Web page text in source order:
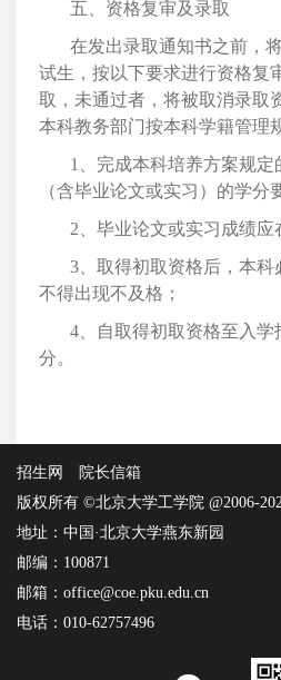
五、资格复审及录取
在发出录取通知书之前，
试生，按以下要求进行资格复
取，未通过者，将被取消录取
本科教务部门按本科学籍管理
1、完成本科培养方案规
（含毕业论文或实习）的学分
2、毕业论文或实习成绩应
3、 取得初取资格后，本科
不得出现不及格；
4、自取得初取资格至入学
分。
招生网
院长信箱
版权所有 ©北京大学工学院 @2006-
地址：中国·北京大学燕东新园
邮编：100871
邮箱：office@coe.pku.edu.cn
电话：010-62757496